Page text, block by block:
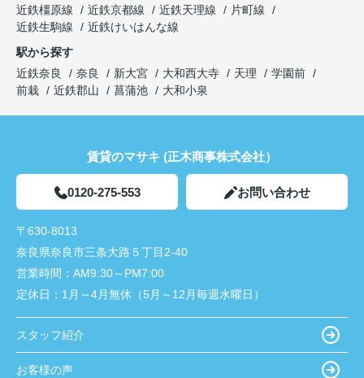
近鉄橿原線
近鉄京都線 近鉄天理線
片町線
近鉄生駒線
近鉄けいはんな線
駅から探す
近鉄奈良
奈良 新大宮 大和西大寺 天理
学園前
前栽
近鉄郡山 菖蒲池 大和小泉
賃貸のマサキ (正木商事株式会社）
0120-275-553 お問い合わせ
〒630-8013
奈良県奈良市三条大路５丁目2-40
営業時間： AM9:30～PM7:00
定休日： 1月～4月無休（5月～12月毎週水曜日）
スタッフ紹介
お客様の声